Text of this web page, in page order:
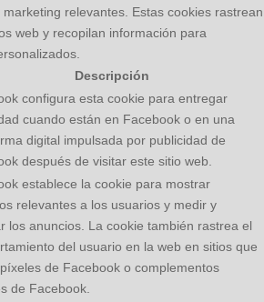
relevantes. Estas cookies rastrean
web y recopilan información para
Descripción
configura esta cookie para entregar
cuando están en Facebook o en una
digital impulsada por publicidad de
después de visitar este sitio web.
establece la cookie para mostrar
relevantes a los usuarios y medir y
los anuncios. La cookie también rastrea el
del usuario en la web en sitios que
de Facebook o complementos
de Facebook.